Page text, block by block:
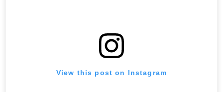
View this post on Instagram